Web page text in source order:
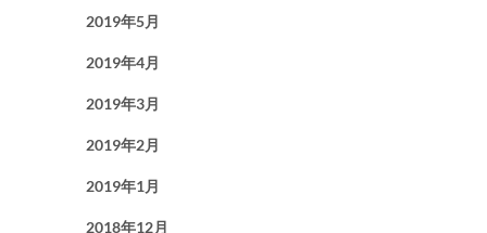
2019年5月
2019年4月
2019年3月
2019年2月
2019年1月
2018年12月